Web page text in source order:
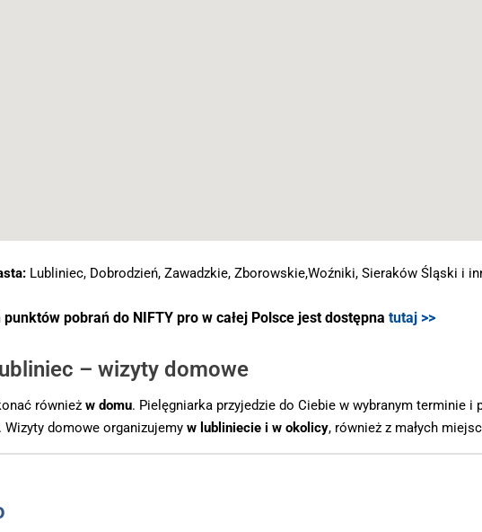
Lubliniec, Dobrodzień, Zawadzkie, Zborowskie,Woźniki, Sieraków Śląski i
pobrań do NIFTY pro w całej Polsce jest dostępna tutaj >>
– wizyty domowe
również w domu. Pielęgniarka przyjedzie do Ciebie w wybranym terminie i
domowe organizujemy w lubliniecie i w okolicy, również z małych